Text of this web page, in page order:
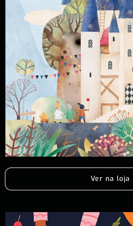
Ver na loja